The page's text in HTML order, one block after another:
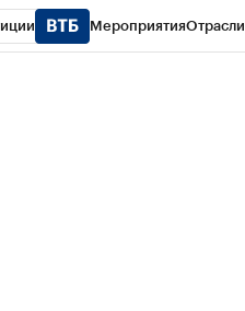
МероприятияОтрасли